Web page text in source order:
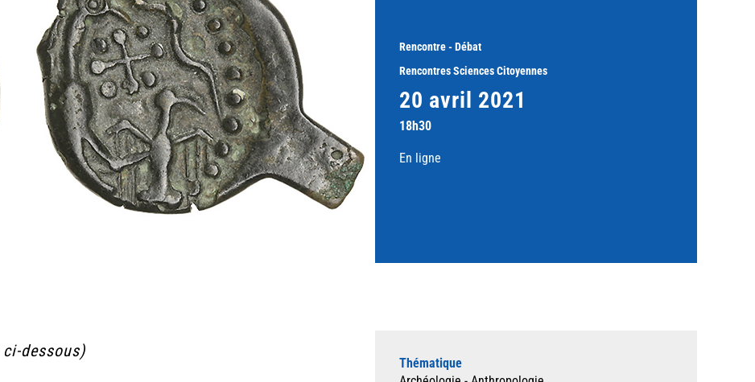
Rencontre - Débat
Rencontres Sciences Citoyennes
20 avril 2021
18h30
En ligne
dessous)
Thématique